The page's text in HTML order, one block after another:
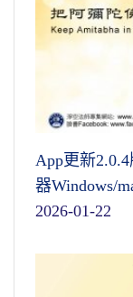
App更新
器Windows/
2026-01-22